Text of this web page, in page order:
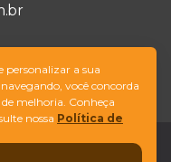
personalizar a sua
você concorda
melhoria. Conheça
nossa Política de